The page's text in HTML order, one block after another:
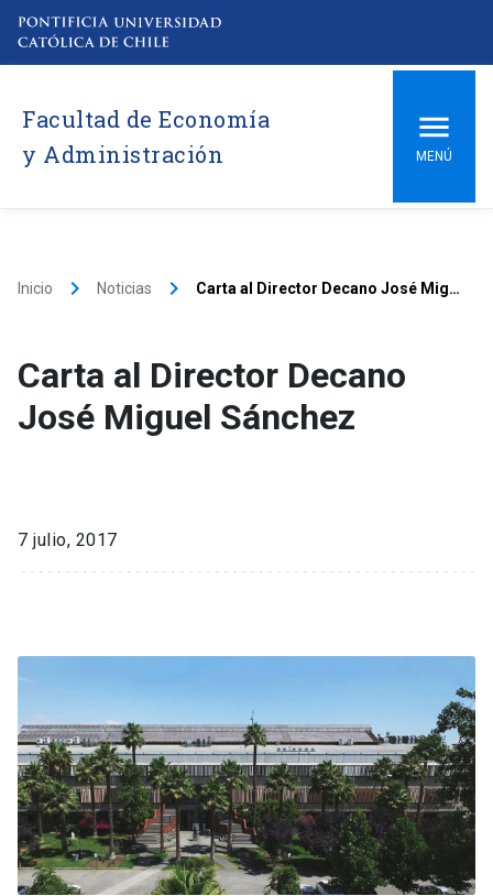
Facultad de Economía
y Administración
MENÚ
Inicio keyboard_arrow_right Noticias keyboard_arrow_right Carta al Director Decano José Miguel Sánchez
Carta al Director Decano
José Miguel Sánchez
7 julio, 2017